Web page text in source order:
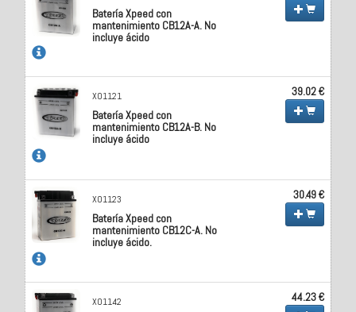
Batería Xpeed con
mantenimiento CB12A-A. No
incluye ácido
X01121
Batería Xpeed con
mantenimiento CB12A-B. No
incluye ácido
39.02 €
X01123
Batería Xpeed con
mantenimiento CB12C-A. No
incluye ácido.
30.49 €
X01142 44.23 €